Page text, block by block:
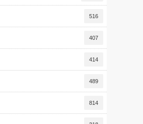
516
407
414
489
814